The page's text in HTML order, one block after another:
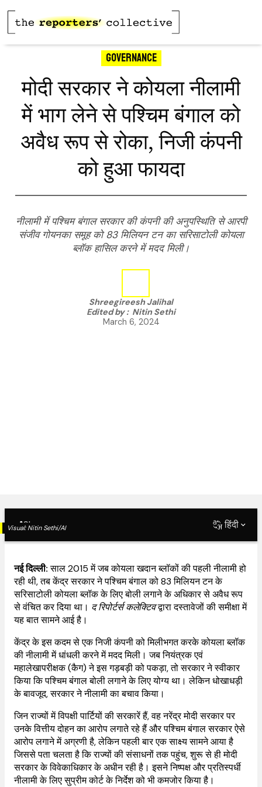
Governance
मोदी सरकार ने कोयला नीलामी
में भाग लेने से पश्चिम बंगाल को
अवैध रूप से रोका, निजी कंपनी
को हुआ फायदा
नीलामी में पश्चिम बंगाल सरकार की कंपनी की अनुपस्थिति से आरपी
संजीव गोयनका समूह को 83 मिलियन टन का सरिसाटोली कोयला
ब्लॉक हासिल करने में मदद मिली।
Shreegireesh Jalihal
Edited by : Nitin Sethi
March 6, 2024
Visual: Nitin Sethi/AI
Share हिंदी
नई दिल्ली:साल 2015 में जब कोयला खदान ब्लॉकों की पहली नीलामी हो
रही थी, तब केंद्र सरकार ने पश्चिम बंगाल को 83 मिलियन टन के
सरिसाटोली कोयला ब्लॉक के लिए बोली लगाने के अधिकार से अवैध रूप
से वंचित कर दिया था। द रिपोर्टर्स कलेक्टिवद्वारा दस्तावेजों की समीक्षा में
यह बात सामने आई है।
केंद्र के इस कदम से एक निजी कंपनी को मिलीभगत करके कोयला ब्लॉक
की नीलामी में धांधली करने में मदद मिली। जब नियंत्रक एवं
महालेखापरीक्षक (कैग) ने इस गड़बड़ी को पकड़ा, तो सरकार ने स्वीकार
किया कि पश्चिम बंगाल बोली लगाने के लिए योग्य था। लेकिन धोखाधड़ी
के बावजूद, सरकार ने नीलामी का बचाव किया।
जिन राज्यों में विपक्षी पार्टियों की सरकारें हैं, वह नरेंद्र मोदी सरकार पर
उनके वित्तीय दोहन का आरोप लगाते रहे हैं और पश्चिम बंगाल सरकार ऐसे
आरोप लगाने में अग्रणी है, लेकिन पहली बार एक साक्ष्य सामने आया है
जिससे पता चलता है कि राज्यों की संसाधनों तक पहुंच, शुरू से ही मोदी
सरकार के विवेकाधिकार के अधीन रही है। इसने निष्पक्ष और प्रतिस्पर्धी
नीलामी के लिए सुप्रीम कोर्ट के निर्देश को भी कमजोर किया है।